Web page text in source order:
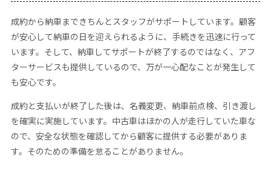
成約から納車まできちんとスタッフがサポートしています。顧客
が安心して納車の日を迎えられるように、手続きを迅速に行って
います。そして、納車してサポートが終了するのではなく、アフ
ターサービスも提供しているので、万が一心配なことが発生して
も安心です。
成約と支払いが終了した後は、名義変更、納車前点検、引き渡し
を確実に実施しています。中古車はほかの人が走行していた車な
ので、安全な状態を確認してから顧客に提供する必要がありま
す。そのための準備を怠ることがありません。